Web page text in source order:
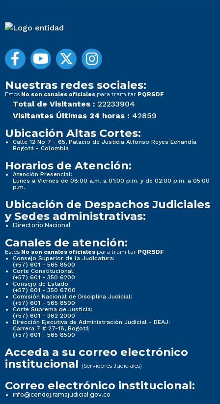
Nuestras redes sociales:
Estos No son canales oficiales para tramitar PQRSDF
Total de Visitantes : 22233904
Visitantes Últimas 24 horas : 42859
Ubicación Altas Cortes:
Calle 12 No 7 - 65, Palacio de Justicia Alfonso Reyes Echandía
Bogotá - Colombia
Horarios de Atención:
Atención Presencial:
Lunes a Viernes de 08:00 a.m. a 01:00 p.m. y de 02:00 p.m. a 05:00
p.m.
Ubicación de Despachos Judiciales
y Sedes administrativas:
Directorio Nacional
Canales de atención:
Estos No son canales oficiales para tramitar PQRSDF
Consejo Superior de la Judicatura:
(+57) 601 - 565 8500
Corte Constitucional:
(+57) 601 - 350 6200
Consejo de Estado:
(+57) 601 - 350 6700
Comisión Nacional de Disciplina Judicial:
(+57) 601 - 565 8500
Corte Suprema de Justicia:
(+57) 601 - 362 2000
Dirección Ejecutiva de Administración Judicial - DEAJ:
Carrera 7 # 27-18, Bogotá
(+57) 601 - 565 8500
Acceda a su correo electrónico
institucional (Servidores Judiciales)
Correo electrónico institucional:
info@cendoj.ramajudicial.gov.co